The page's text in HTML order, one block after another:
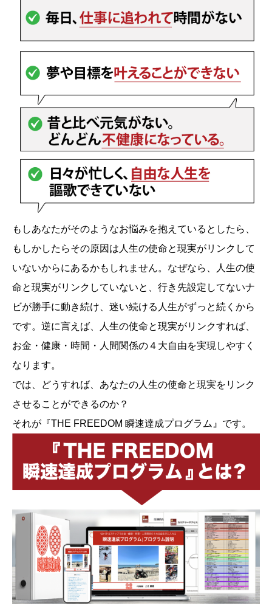
もしあなたがそのようなお悩みを抱えているとしたら、
もしかしたらその原因は人生の使命と現実がリンクして
いないからにあるかもしれません。なぜなら、人生の使
命と現実がリンクしていないと、行き先設定してないナ
ビが勝手に動き続け、迷い続ける人生がずっと続くから
です。逆に言えば、人生の使命と現実がリンクすれば、
お金・健康・時間・人間関係の４大自由を実現しやすく
なります。
では、どうすれば、あなたの人生の使命と現実をリンク
させることができるのか？
それが『THE FREEDOM 瞬速達成プログラム』です。